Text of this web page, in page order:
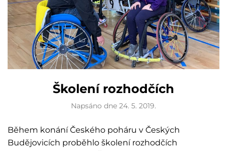
Školení rozhodčích
Napsáno dne 24. 5. 2019.
Během konání Českého poháru v Českých
Budějovicích proběhlo školení rozhodčích